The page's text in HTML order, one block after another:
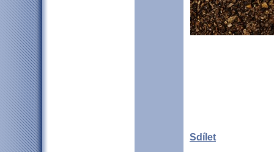
Sdílet